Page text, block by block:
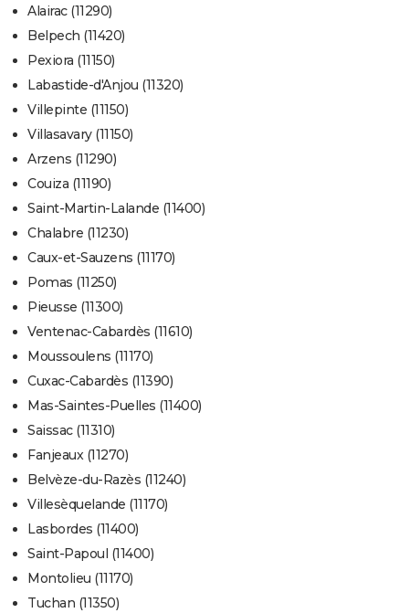
Alairac (11290)
Belpech (11420)
Pexiora (11150)
Labastide-d'Anjou (11320)
Villepinte (11150)
Villasavary (11150)
Arzens (11290)
Couiza (11190)
Saint-Martin-Lalande (11400)
Chalabre (11230)
Caux-et-Sauzens (11170)
Pomas (11250)
Pieusse (11300)
Ventenac-Cabardès (11610)
Moussoulens (11170)
Cuxac-Cabardès (11390)
Mas-Saintes-Puelles (11400)
Saissac (11310)
Fanjeaux (11270)
Belvèze-du-Razès (11240)
Villesèquelande (11170)
Lasbordes (11400)
Saint-Papoul (11400)
Montolieu (11170)
Tuchan (11350)